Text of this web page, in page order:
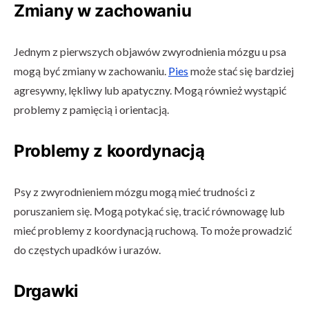
Zmiany w zachowaniu
Jednym z pierwszych objawów zwyrodnienia mózgu u psa
mogą być zmiany w zachowaniu. Pies może stać się bardziej
agresywny, lękliwy lub apatyczny. Mogą również wystąpić
problemy z pamięcią i orientacją.
Problemy z koordynacją
Psy z zwyrodnieniem mózgu mogą mieć trudności z
poruszaniem się. Mogą potykać się, tracić równowagę lub
mieć problemy z koordynacją ruchową. To może prowadzić
do częstych upadków i urazów.
Drgawki